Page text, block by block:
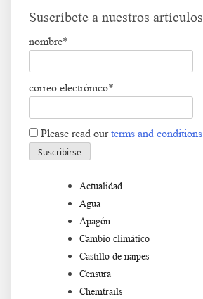
Suscríbete a nuestros artículos
nombre*
correo electrónico*
Please read ourterms and conditions
Actualidad
Agua
Apagón
Cambio climático
Castillo de naipes
Censura
Chemtrails